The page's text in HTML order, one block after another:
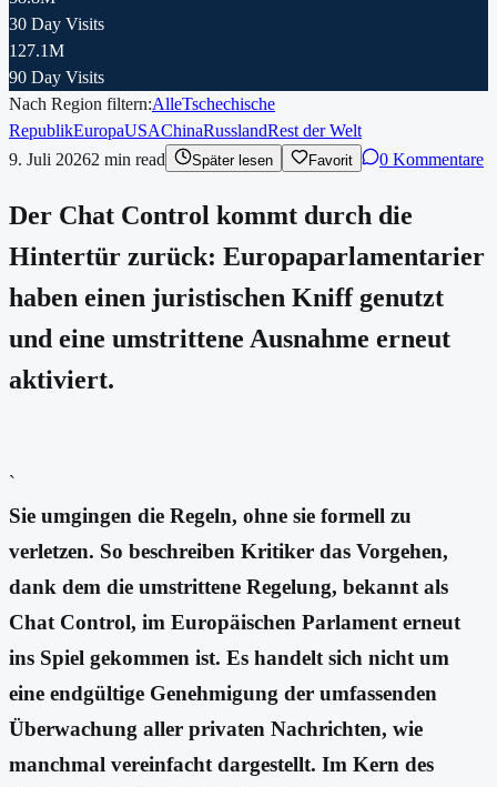
30 Day Visits
127.1M
90 Day Visits
Nach Region filtern:AlleTschechische
RepublikEuropaUSAChinaRusslandRest der Welt
9. Juli 20262 min read Später lesen Favorit 0 Kommentare
Der Chat Control kommt durch die
Hintertür zurück: Europaparlamentarier
haben einen juristischen Kniff genutzt
und eine umstrittene Ausnahme erneut
aktiviert.
`
Sie umgingen die Regeln, ohne sie formell zu
verletzen. So beschreiben Kritiker das Vorgehen,
dank dem die umstrittene Regelung, bekannt als
Chat Control, im Europäischen Parlament erneut
ins Spiel gekommen ist. Es handelt sich nicht um
eine endgültige Genehmigung der umfassenden
Überwachung aller privaten Nachrichten, wie
manchmal vereinfacht dargestellt. Im Kern des